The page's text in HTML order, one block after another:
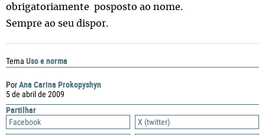
PorAna Carina Prokopyshyn
5 de abril de 2009
Partilhar
Facebook
X (twitter)
obrigatoriamente posposto ao nome.
Sempre ao seu dispor.
Tema Uso e norma